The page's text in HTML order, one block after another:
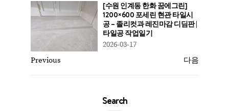
[수원 인계동 한화 꿈에그린]
1200×600 포세린 현관 타일시
공 – 졸리컷과 레진마감 디딤판 |
타일공 작업일기
2026-03-17
Previous
다음
Search